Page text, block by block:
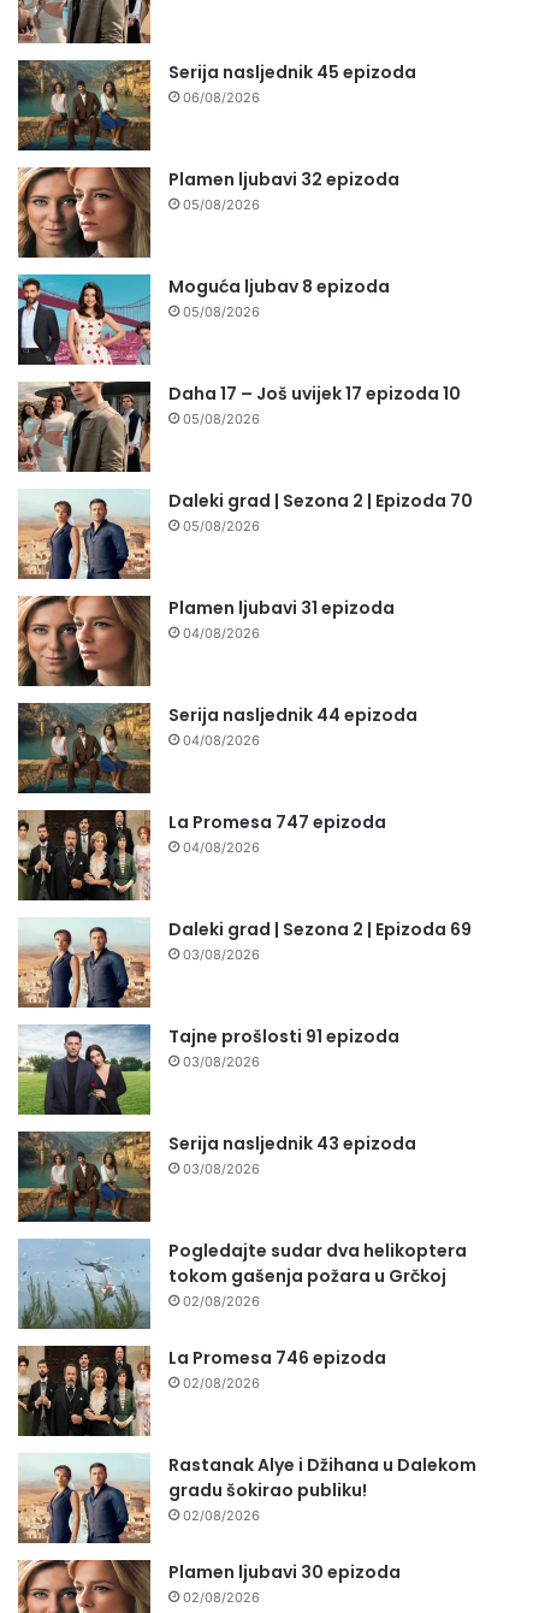
Serija nasljednik 45 epizoda
06/08/2026
Plamen ljubavi 32 epizoda
05/08/2026
Moguća ljubav 8 epizoda
05/08/2026
Daha 17 – Još uvijek 17 epizoda 10
05/08/2026
Daleki grad | Sezona 2 | Epizoda 70
05/08/2026
Plamen ljubavi 31 epizoda
04/08/2026
Serija nasljednik 44 epizoda
04/08/2026
La Promesa 747 epizoda
04/08/2026
Daleki grad | Sezona 2 | Epizoda 69
03/08/2026
Tajne prošlosti 91 epizoda
03/08/2026
Serija nasljednik 43 epizoda
03/08/2026
Pogledajte sudar dva helikoptera
tokom gašenja požara u Grčkoj
02/08/2026
La Promesa 746 epizoda
02/08/2026
Rastanak Alye i Džihana u Dalekom
gradu šokirao publiku!
02/08/2026
Plamen ljubavi 30 epizoda
02/08/2026